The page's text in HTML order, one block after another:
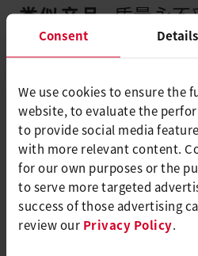
Consent Details
We use cookies to ensure the
website, to evaluate the
to provide social media
with more relevant content.
for our own purposes or the
to serve more targeted
success of those advertising
review our Privacy Policy
类似产品 质量永不